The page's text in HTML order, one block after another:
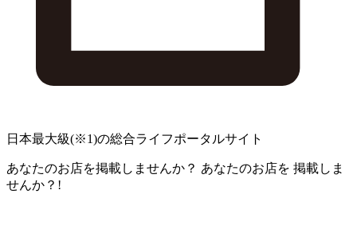
日本最大級(※1)の総合ライフポータルサイト
あなたのお店を掲載しませんか？ あなたのお店を 掲載しま
せんか？!